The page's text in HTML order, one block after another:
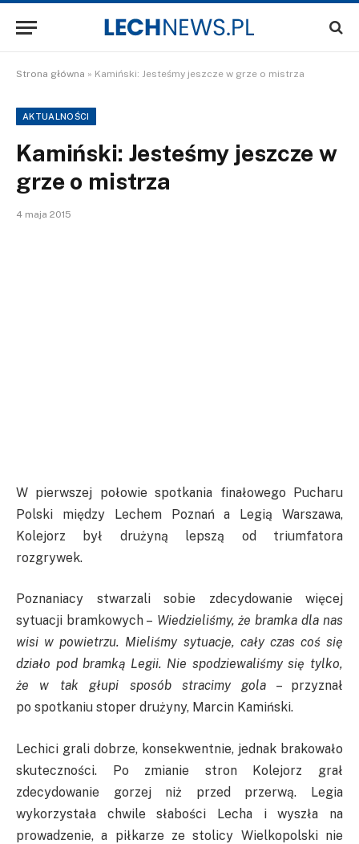
Strona główna » Kamiński: Jesteśmy jeszcze w grze o mistrza
AKTUALNOŚCI
Kamiński: Jesteśmy jeszcze w
grze o mistrza
4 maja 2015
W pierwszej połowie spotkania finałowego Pucharu
Polski między Lechem Poznań a Legią Warszawa,
Kolejorz był drużyną lepszą od triumfatora
rozgrywek.
Poznaniacy stwarzali sobie zdecydowanie więcej
sytuacji bramkowych – Wiedzieliśmy, że bramka dla nas
wisi w powietrzu. Mieliśmy sytuacje, cały czas coś się
działo pod bramką Legii. Nie spodziewaliśmy się tylko,
że w tak głupi sposób stracimy gola – przyznał
po spotkaniu stoper drużyny, Marcin Kamiński.
Lechici grali dobrze, konsekwentnie, jednak brakowało
skuteczności. Po zmianie stron Kolejorz grał
zdecydowanie gorzej niż przed przerwą. Legia
wykorzystała chwile słabości Lecha i wyszła na
prowadzenie, a piłkarze ze stolicy Wielkopolski nie